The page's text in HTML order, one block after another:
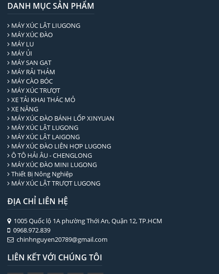
DANH MỤC SẢN PHẨM
MÁY XÚC LẬT LIUGONG
MÁY XÚC ĐÀO
MÁY LU
MÁY ỦI
MÁY SAN GẠT
MÁY RẢI THẢM
MÁY CÀO BÓC
MÁY XÚC TRƯỢT
XE TẢI KHAI THÁC MỎ
XE NÂNG
MÁY XÚC ĐÀO BÁNH LỐP XINYUAN
MÁY XÚC LẬT LUGONG
MÁY XÚC LẬT LAIGONG
MÁY XÚC ĐÀO LIÊN HỢP LUGONG
Ô TÔ HẢI ÂU - CHENGLONG
MÁY XÚC ĐÀO MINI LUGONG
Thiết Bị Nông Nghiệp
MÁY XÚC LẬT TRƯỢT LUGONG
ĐỊA CHỈ LIÊN HỆ
1005 Quốc lộ 1A phường Thới An, Quận 12, TP.HCM
0968.972.839
chinhnguyen20789@gmail.com
LIÊN KẾT VỚI CHÚNG TÔI